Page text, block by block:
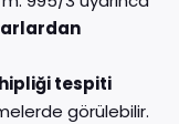
tespiti
görülebilir.